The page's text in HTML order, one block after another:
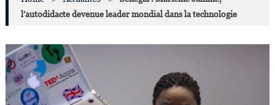
l’autodidacte devenue leader mondial dans la technologie